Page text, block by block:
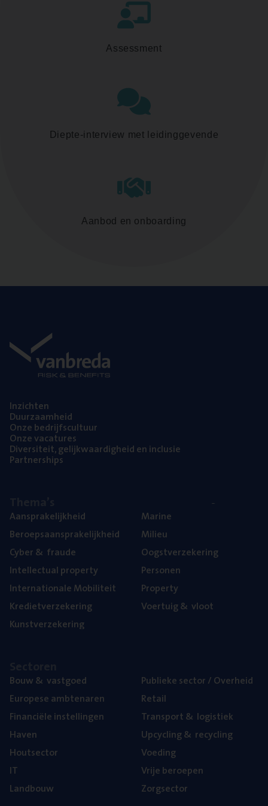
Assessment
Diepte-interview met leidinggevende
Aanbod en onboarding
Inzich­ten
Duur­zaam­heid
Onze bedrijfs­cul­tuur
Onze vaca­tu­res
Diver­si­teit, gelijk­waar­dig­heid en inclusie
Part­ner­ships
Aan­spra­ke­lijk­heid
Beroeps­aan­spra­ke­lijk­heid
Cyber& fraude
Intel­lec­tu­al property
Inter­na­ti­o­na­le Mobiliteit
Kre­diet­ver­ze­ke­ring
Kunst­ver­ze­ke­ring
Mari­ne
Mili­eu
Oogst­ver­ze­ke­ring
Per­so­nen
Pro­per­ty
Voer­tuig& vloot
Bouw& vastgoed
Euro­pe­se ambtenaren
Finan­ci­ë­le instellingen
Haven
Hout­sec­tor
IT
Land­bouw
Publie­ke sec­tor / Overheid
Retail
Trans­port& logistiek
Upcy­cling& recycling
Voe­ding
Vrije beroe­pen
Zorg­sec­tor